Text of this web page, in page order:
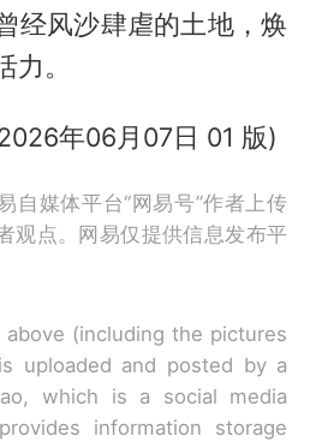
经风沙肆虐的土地，焕
。
年06月07日 01 版)
自媒体平台“网易号”作者上传
观点。网易仅提供信息发布平
(including the pictures
uploaded and posted by a
which is a social media
information storage